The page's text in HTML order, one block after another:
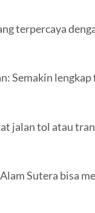
terpercaya
Semakin
jalan tol atau
Sutera bisa